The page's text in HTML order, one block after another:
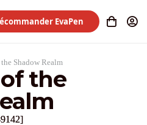
EvaPen
Shadow Realm
the